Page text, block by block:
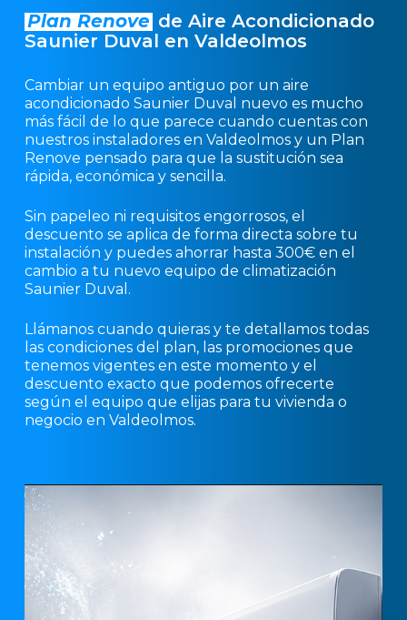
Plan Renove de Aire Acondicionado
Saunier Duval en Valdeolmos
Cambiar un equipo antiguo por un aire
acondicionado Saunier Duval nuevo es mucho
más fácil de lo que parece cuando cuentas con
nuestros instaladores en Valdeolmos y un Plan
Renove pensado para que la sustitución sea
rápida, económica y sencilla.
Sin papeleo ni requisitos engorrosos, el
descuento se aplica de forma directa sobre tu
instalación y puedes ahorrar hasta 300€ en el
cambio a tu nuevo equipo de climatización
Saunier Duval.
Llámanos cuando quieras y te detallamos todas
las condiciones del plan, las promociones que
tenemos vigentes en este momento y el
descuento exacto que podemos ofrecerte
según el equipo que elijas para tu vivienda o
negocio en Valdeolmos.